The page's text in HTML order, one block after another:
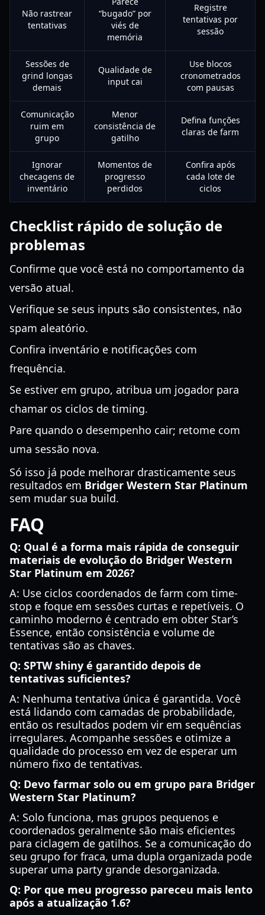
Não rastrear
tentativas
“bugado” por
viés de
memória
Registre
tentativas por
sessão
Sessões de
grind longas
demais
Qualidade de
input cai
Use blocos
cronometrados
com pausas
Comunicação
ruim em
grupo
Menor
consistência de
gatilho
Defina funções
claras de farm
Ignorar
checagens de
inventário
Momentos de
progresso
perdidos
Confira após
cada lote de
ciclos
Checklist rápido de solução de
problemas
Confirme que você está no comportamento da
versão atual.
Verifique se seus inputs são consistentes, não
spam aleatório.
Confira inventário e notificações com
frequência.
Se estiver em grupo, atribua um jogador para
chamar os ciclos de timing.
Pare quando o desempenho cair; retome com
uma sessão nova.
Só isso já pode melhorar drasticamente seus
resultados em Bridger Western Star Platinum
sem mudar sua build.
FAQ
Q: Qual é a forma mais rápida de conseguir
materiais de evolução do Bridger Western
Star Platinum em 2026?
A: Use ciclos coordenados de farm com time-
stop e foque em sessões curtas e repetíveis. O
caminho moderno é centrado em obter Star’s
Essence, então consistência e volume de
tentativas são as chaves.
Q: SPTW shiny é garantido depois de
tentativas suficientes?
A: Nenhuma tentativa única é garantida. Você
está lidando com camadas de probabilidade,
então os resultados podem vir em sequências
irregulares. Acompanhe sessões e otimize a
qualidade do processo em vez de esperar um
número fixo de tentativas.
Q: Devo farmar solo ou em grupo para Bridger
Western Star Platinum?
A: Solo funciona, mas grupos pequenos e
coordenados geralmente são mais eficientes
para ciclagem de gatilhos. Se a comunicação do
seu grupo for fraca, uma dupla organizada pode
superar uma party grande desorganizada.
Q: Por que meu progresso pareceu mais lento
após a atualização 1.6?